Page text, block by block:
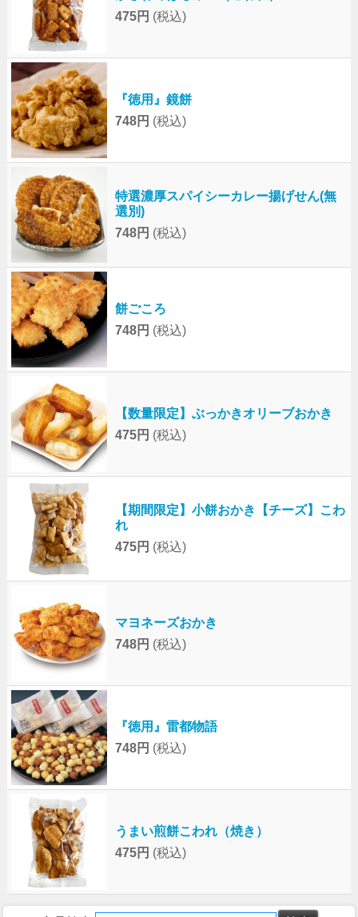
475円 (税込)
『徳用』鏡餅
748円 (税込)
特選濃厚スパイシーカレー揚げせん(無
選別)
748円 (税込)
餅ごころ
748円 (税込)
【数量限定】ぶっかきオリーブおかき
475円 (税込)
【期間限定】小餅おかき【チーズ】こわ
れ
475円 (税込)
マヨネーズおかき
748円 (税込)
『徳用』雷都物語
748円 (税込)
うまい煎餅こわれ（焼き）
475円 (税込)